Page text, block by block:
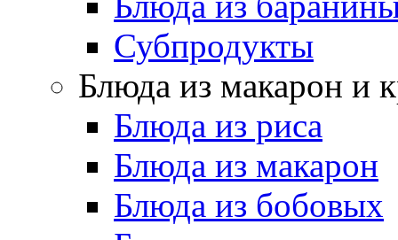
Субпродукты
Блюда из макарон и
Блюда из риса
Блюда из макарон
Блюда из бобовых